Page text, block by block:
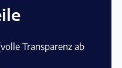
Transparenz ab